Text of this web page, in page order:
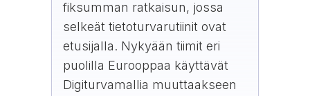
fiksumman ratkaisun, jossa
selkeät tietoturvarutiinit ovat
etusijalla. Nykyään tiimit eri
puolilla Eurooppaa käyttävät
Digiturvamallia muuttaakseen